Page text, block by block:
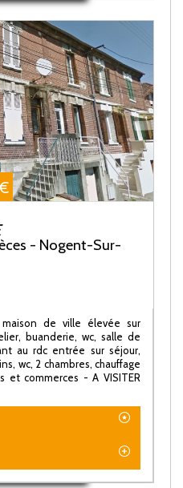
- Nogent-Sur-
de ville élevée sur
buanderie, wc, salle de
au rdc entrée sur séjour,
wc, 2 chambres, chauffage
et commerces - A VISITER